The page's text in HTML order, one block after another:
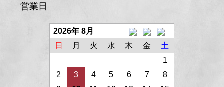
営業日
2026年 8月
日
月 火 水 木 金
土
1
2
3 4 5 6 7
8